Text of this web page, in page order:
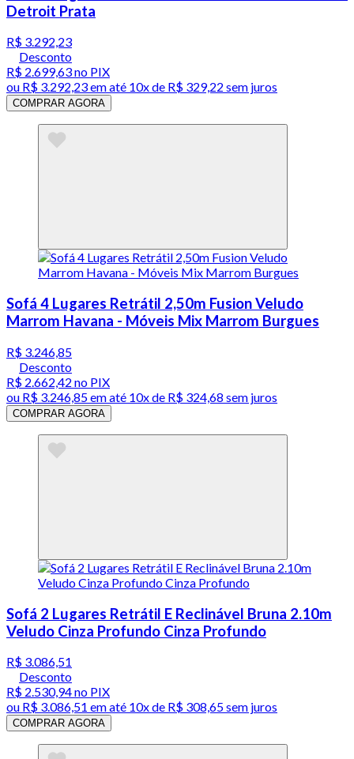
Detroit Prata
R$ 3.292,23
Desconto
R$ 2.699,63no PIX
ou R$ 3.292,23em até 10x de R$ 329,22 sem juros
COMPRAR AGORA
Sofá 4 Lugares Retrátil 2,50m Fusion Veludo
Marrom Havana - Móveis Mix Marrom Burgues
R$ 3.246,85
Desconto
R$ 2.662,42 no PIX
ou R$ 3.246,85em até 10x de R$ 324,68 sem juros
COMPRAR AGORA
Sofá 2 Lugares Retrátil E Reclinável Bruna 2.10m
Veludo Cinza Profundo Cinza Profundo
R$ 3.086,51
Desconto
R$ 2.530,94no PIX
ou R$ 3.086,51 em até 10x de R$ 308,65 sem juros
COMPRAR AGORA